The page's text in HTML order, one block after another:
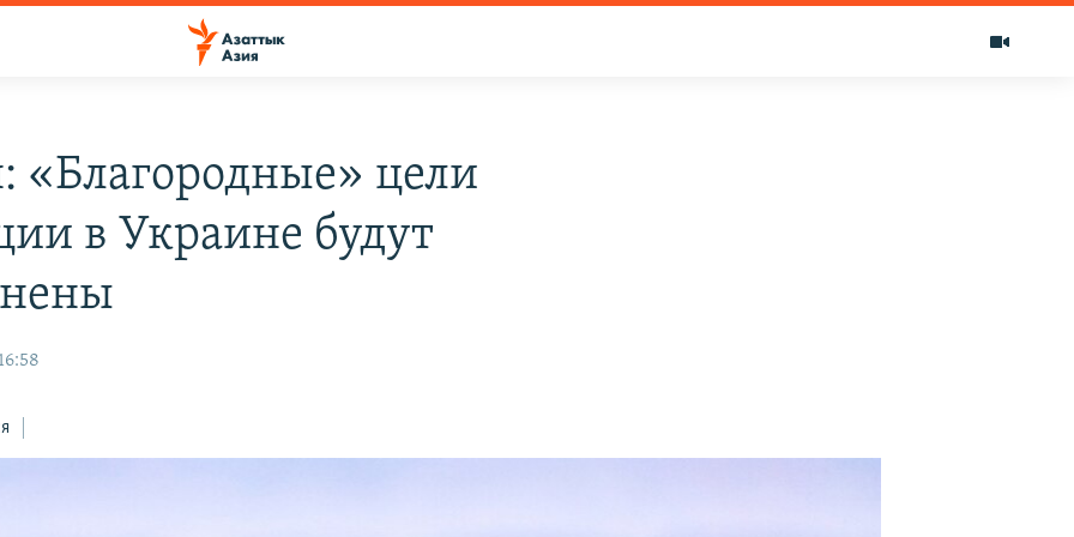
«Благородные» цели
в Украине будут